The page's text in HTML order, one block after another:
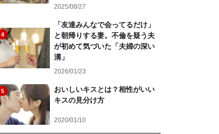
2025/08/27
4
「友達みんなで会ってるだけ」
と朝帰りする妻。不倫を疑う夫
が初めて気づいた「夫婦の深い
溝」
2026/01/23
5
おいしいキスとは？相性がいい
キスの見分け方
2020/01/10